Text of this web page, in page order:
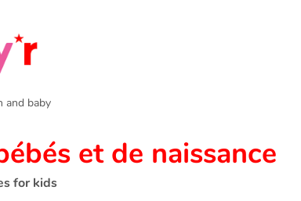
baby
et de naissance
for kids